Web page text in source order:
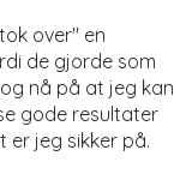
over" en
de gjorde som
nå på at jeg kan
gode resultater
jeg sikker på.